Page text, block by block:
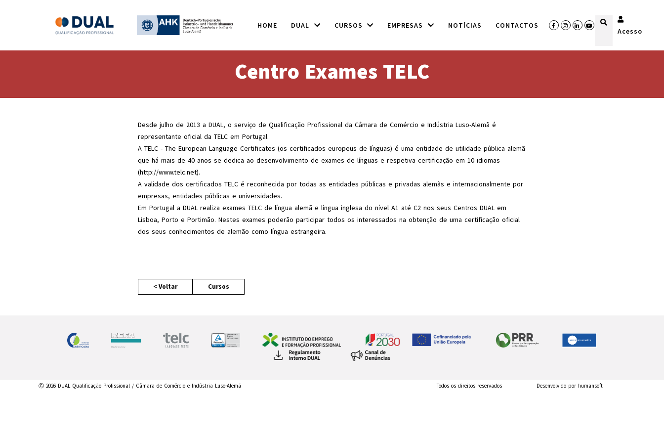
HOME DUAL CURSOS EMPRESAS NOTÍCIAS CONTACTOS
Acesso
Centro Exames TELC
Desde julho de 2013 a DUAL, o serviço de Qualificação Profissional da Câmara de Comércio e Indústria Luso-Alemã é
representante oficial da TELC em Portugal.
A TELC - The European Language Certificates (os certificados europeus de línguas) é uma entidade de utilidade pública alemã
que há mais de 40 anos se dedica ao desenvolvimento de exames de línguas e respetiva certificação em 10 idiomas
(http://www.telc.net).
A validade dos certificados TELC é reconhecida por todas as entidades públicas e privadas alemãs e internacionalmente por
empresas, entidades públicas e universidades.
Em Portugal a DUAL realiza exames TELC de língua alemã e língua inglesa do nível A1 até C2 nos seus Centros DUAL em
Lisboa, Porto e Portimão. Nestes exames poderão participar todos os interessados na obtenção de uma certificação oficial
dos seus conhecimentos de alemão como língua estrangeira.
< Voltar Cursos
Ⓒ 2026 DUAL Qualificação Profissional / Câmara de Comércio e Indústria Luso-Alemã Todos os direitos reservados Desenvolvido por humansoft